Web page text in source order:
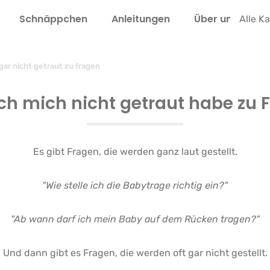
Schnäppchen Anleitungen Über uns Alle
nicht getraut zu fragen
mich nicht getraut habe zu
Es gibt Fragen, die werden ganz laut gestellt.
"Wie stelle ich die Babytrage richtig ein?"
"Ab wann darf ich mein Baby auf dem Rücken tragen?"
Und dann gibt es Fragen, die werden oft gar nicht gestellt.